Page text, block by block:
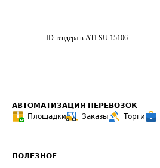
ID тендера в ATI.SU 15106
АВТОМАТИЗАЦИЯ ПЕРЕВОЗОК
Площадки
Заказы Торги
ПОЛЕЗНОЕ